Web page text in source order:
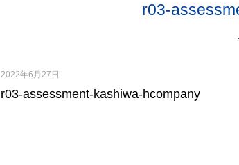
r03-
2022年6月27日
r03-assessment-kashiwa-hcompany